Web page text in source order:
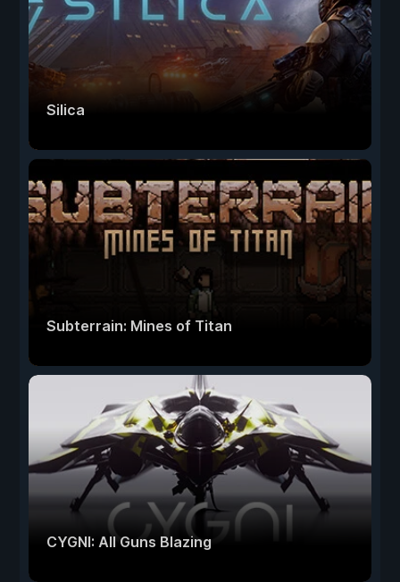
Silica
Subterrain: Mines of Titan
CYGNI: All Guns Blazing